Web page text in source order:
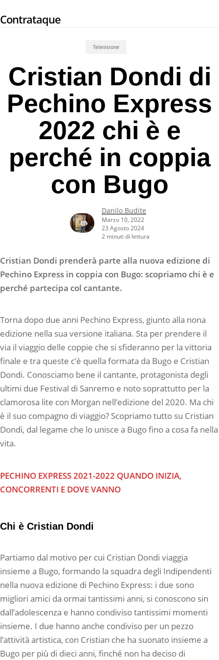
to
Contrataque
Televisione
Cristian Dondi di
Pechino Express
2022 chi è e
perché in coppia
con Bugo
Danilo Budite
Marzo 10, 2022
23 Agosto 2024
2 minuti di lettura
Cristian Dondi prenderà parte alla nuova edizione di
Pechino Express in coppia con Bugo: scopriamo chi è e
perché partecipa col cantante.
Torna dopo due anni Pechino Express, giunto alla nona
edizione nella sua versione italiana. Sta per prendere il
via il viaggio delle coppie che si sfideranno per la vittoria
finale e tra queste c’è quella formata da Bugo e Cristian
Dondi. Conosciamo bene il cantante, protagonista degli
ultimi due Festival di Sanremo e noto soprattutto per la
clamorosa lite con Morgan nell’edizione del 2020. Ma chi
è il suo compagno di viaggio? Scopriamo tutto su Cristian
Dondi, dal legame che lo unisce a Bugo fino a cosa fa nella
vita.
PECHINO EXPRESS 2021-2022 QUANDO INIZIA,
CONCORRENTI E DOVE VANNO
Chi è Cristian Dondi
Partiamo dal motivo per cui Cristian Dondi viaggia
insieme a Bugo, formando la squadra degli Indipendenti
nella nuova edizione di Pechino Express: i due sono
migliori amici da ormai tantissimi anni, si conoscono sin
dall’adolescenza e hanno condiviso tantissimi momenti
insieme. I due hanno anche condiviso per un pezzo
l’attività artistica, con Cristian che ha suonato insieme a
Bugo per più di dieci anni, finché non ha deciso di